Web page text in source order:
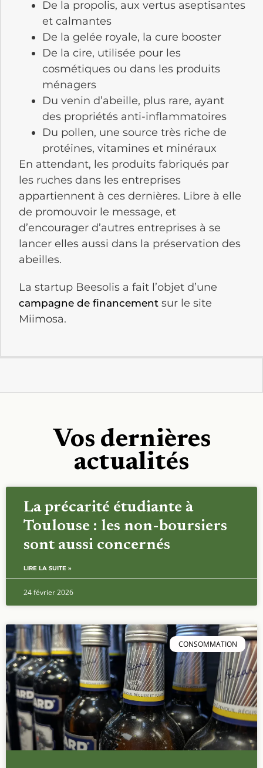
De la propolis, aux vertus aseptisantes
et calmantes
De la gelée royale, la cure booster
De la cire, utilisée pour les
cosmétiques ou dans les produits
ménagers
Du venin d’abeille, plus rare, ayant
des propriétés anti-inflammatoires
Du pollen, une source très riche de
protéines, vitamines et minéraux
En attendant, les produits fabriqués par
les ruches dans les entreprises
appartiennent à ces dernières. Libre à elle
de promouvoir le message, et
d’encourager d’autres entreprises à se
lancer elles aussi dans la préservation des
abeilles.
La startup Beesolis a fait l’objet d’une
campagne de financement sur le site
Miimosa.
Vos dernières
actualités
La précarité étudiante à
Toulouse : les non-boursiers
sont aussi concernés
LIRE LA SUITE »
24 février 2026
CONSOMMATION